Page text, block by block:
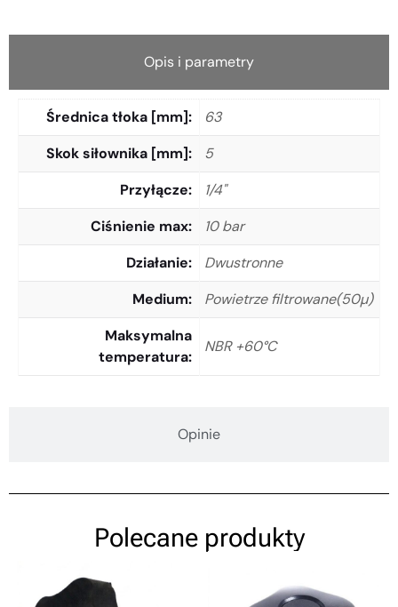
Opis i parametry
Opinie
Średnica tłoka [mm]
63
Skok siłownika [mm]
5
Przyłącze
1/4"
Ciśnienie max
10 bar
Działanie
Dwustronne
Medium
Powietrze filtrowane(50µ)
Maksymalna
temperatura
NBR +60°C
Polecane produkty